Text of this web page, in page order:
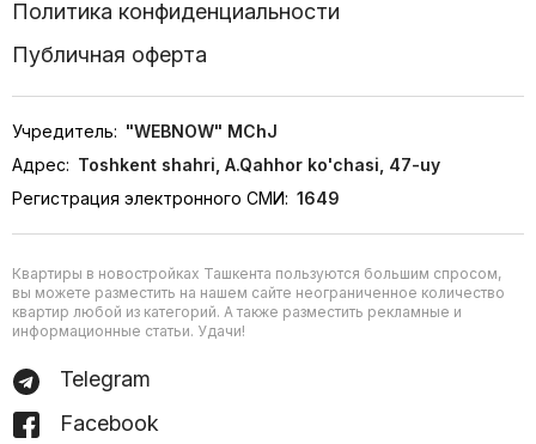
Политика конфиденциальности
Публичная оферта
Учредитель: "WEBNOW" MChJ
Адрес: Toshkent shahri, A.Qahhor ko'chasi, 47-uy
Регистрация электронного СМИ: 1649
Квартиры в новостройках Ташкента пользуются большим спросом,
вы можете разместить на нашем сайте неограниченное количество
квартир любой из категорий. А также разместить рекламные и
информационные статьи. Удачи!
Telegram
Facebook